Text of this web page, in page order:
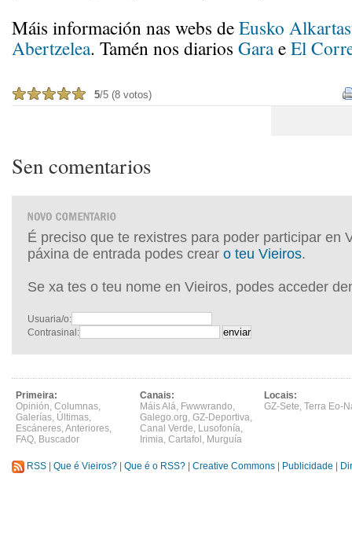
Máis información nas webs deEusko
Abertzelea. Tamén nos diarios GaraeEl
5/5 (8 votos)
Sen comentarios
É preciso que te rexistres para poder participar en
páxina de entrada podes crear o teu Vieiros.
Se xa tes o teu nome en Vieiros, podes acceder
Usuaria/o:
Contrasinal:
Primeira:
Opinión, Columnas,
Galerías, Últimas,
Escáneres,Anteriores,
FAQ, Buscador
Canais:
Máis Alá, Fwwwrando,
Galego.org, GZ-Deportiva,
Canal Verde, Lusofonía,
Irimia, Cartafol , Murguía
Locais:
GZ-Sete, Terra Eo-
RSS Que é Vieiros? Que é o RSS? Creative Commons Publicidade